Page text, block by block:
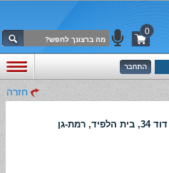
0
חזרה
רמת-גן